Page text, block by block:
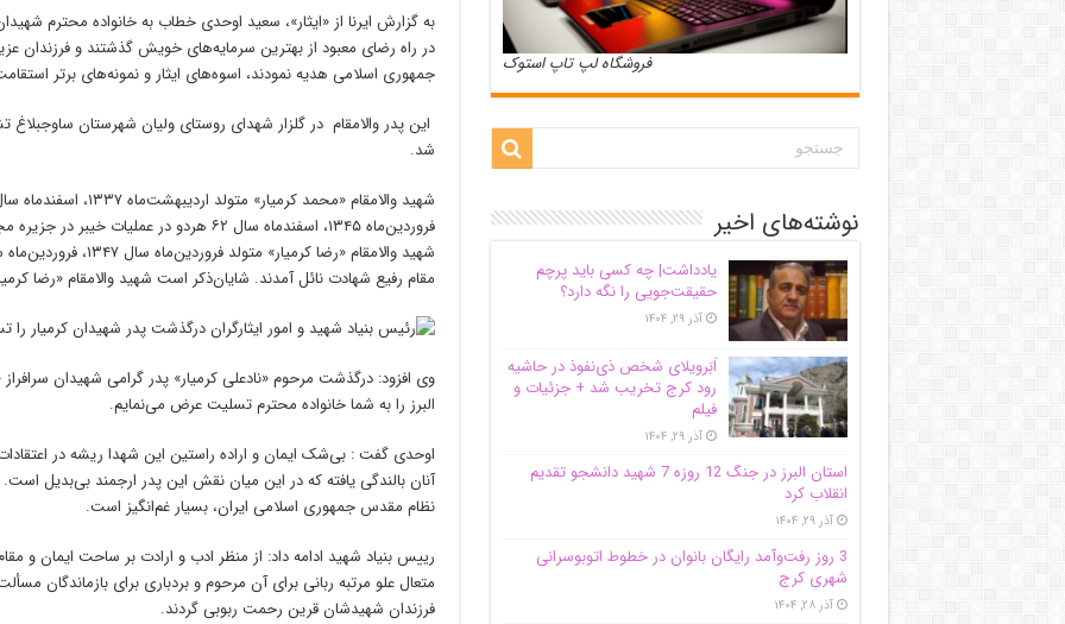
به گزارش ایرنا از «ایثار»، سعید اوحدی خطاب به خانواده محترم
در راه رضای معبود از بهترین سرمایه‌های خویش گذشتند و فرزندان
جمهوری اسلامی هدیه نمودند، اسوه‌های ایثار و نمونه‌های برتر
این پدر والامقام در گلزار شهدای روستای ولیان شهرستان
شد.
فروردین‌ماه ۱۳۴۵، اسفندماه سال ۶۲ هردو در
مقام رفیع شهادت نائل آمدند. شایان‌ذکر است شهید والامقام «رضا
وی افزود:‌ درگذشت مرحوم «نادعلی کرمیار» پدر گرامی شهیدان
البرز را به شما خانواده محترم تسلیت عرض می‌نمایم.
اوحدی گفت :‌ بی‌شک ایمان و اراده راستین این شهدا ریشه در
آنان بالندگی یافته که در این میان نقش این پدر ارجمند بی‌بدیل
نظام مقدس جمهوری اسلامی ایران، بسیار غم‌انگیز است.
رییس بنیاد شهید ادامه داد:‌ از منظر ادب و ارادت بر ساحت ایمان و
متعال علو مرتبه ربانی برای آن مرحوم و بردباری برای بازماندگان
فرزندان شهیدشان قرین رحمت ربوبی گردند.
فروشگاه لپ تاپ استوک
نوشته‌های اخیر
یادداشت| ‌چه کسی باید پرچم
حقیقت‌جویی را نگه دارد؟
آذر ۲۹, ۱۴۰۴
اَبَر‌ویلای شخص ذی‌نفوذ در حاشیه‌
رود کرج تخریب شد + جزئیات و
فیلم
آذر ۲۹, ۱۴۰۴
استان البرز در جنگ 12 روزه 7 شهید دانشجو تقدیم
انقلاب کرد
آذر ۲۹, ۱۴۰۴
3 روز رفت‌وآمد رایگان بانوان در خطوط اتوبوسرانی
شهری کرج
آذر ۲۸, ۱۴۰۴